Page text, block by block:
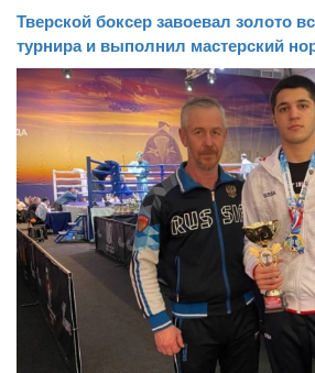
Тверской боксер завоевал золото
турнира и выполнил мастерский